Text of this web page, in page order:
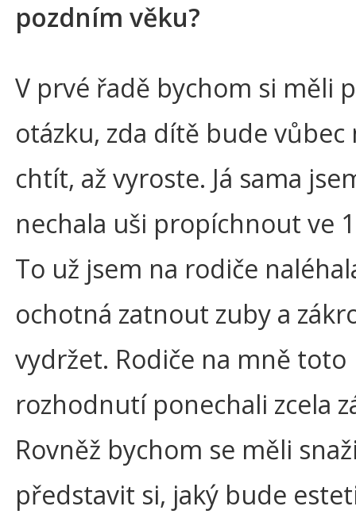
pozdním věku?
V prvé řadě bychom si měli
otázku, zda dítě bude vůbec
chtít, až vyroste. Já sama
nechala uši propíchnout ve
To už jsem na rodiče
ochotná zatnout zuby a
vydržet. Rodiče na mně toto
rozhodnutí ponechali zcela
Rovněž bychom se měli
představit si, jaký bude